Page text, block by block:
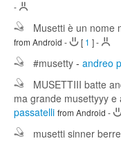
-
Musetti è un nome
from Android - [ 1 ]-
#musetty - andreo
MUSETTIII batte
ma grande musettyyy
passatelli from Android -
musetti sinner